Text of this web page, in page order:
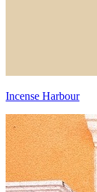
Incense Harbour